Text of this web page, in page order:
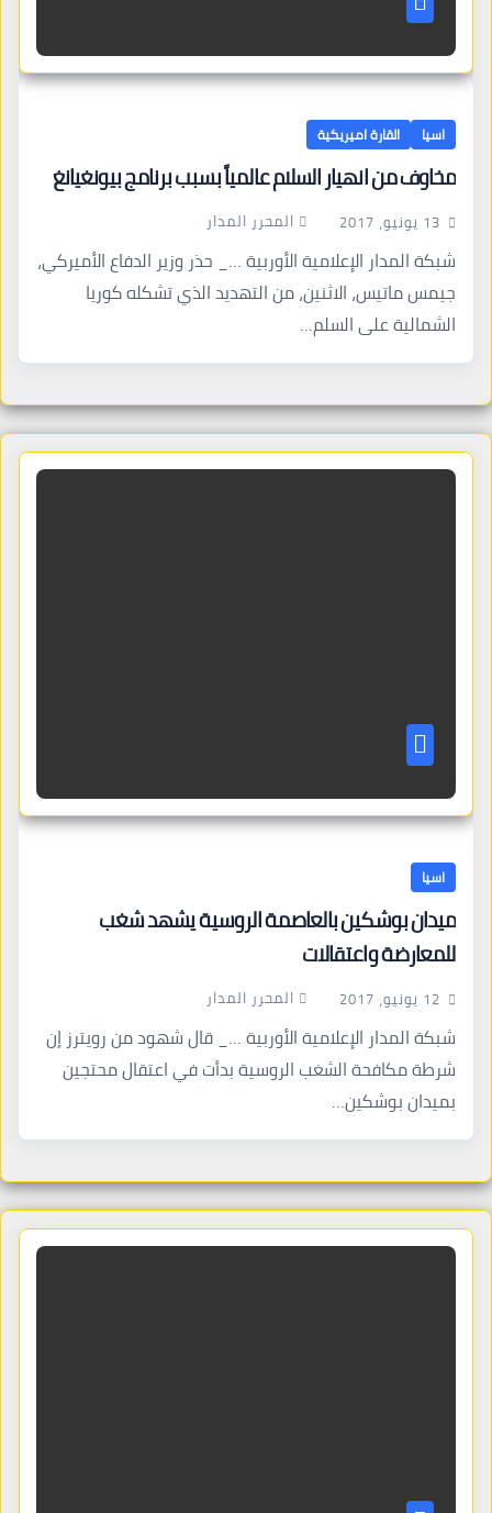
اسيا القارة اميريكية
مخاوف من انهيار السلام عالمياً بسبب برنامج بيونغيانغ
13 يونيو، 2017 المحرر المدار
شبكة المدار الإعلامية الأوربية …_ حذر وزير الدفاع الأميركي،
جيمس ماتيس، الاثنين، من التهديد الذي تشكله كوريا
الشمالية على السلم…
اسيا
ميدان بوشكين بالعاصمة الروسية يشهد شغب
للمعارضة واعتقالات
12 يونيو، 2017 المحرر المدار
شبكة المدار الإعلامية الأوربية …_ قال شهود من رويترز إن
شرطة مكافحة الشغب الروسية بدأت في اعتقال محتجين
بميدان بوشكين…